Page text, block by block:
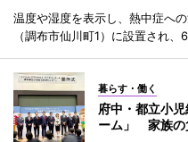
温度や湿度を表示し、熱中症へ
（調布市仙川町1）に設置され、
暮らす・働く
府中・都立小
ーム」 家族の